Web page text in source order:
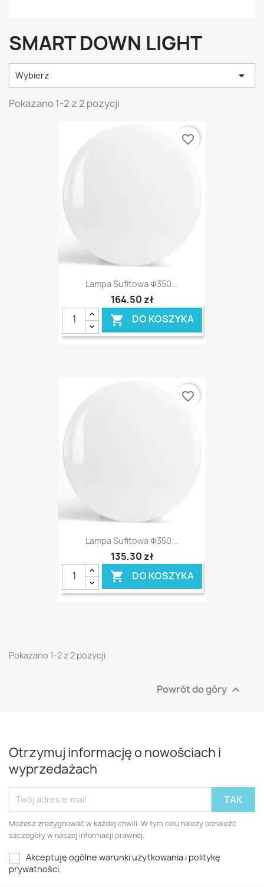
SMART DOWN LIGHT
Wybierz 
Pokazano 1-2 z 2 pozycji
Lampa Sufitowa Φ350...
164,50 zł
 DO KOSZYKA
favorite_border
Lampa Sufitowa Φ350...
135,30 zł
 DO KOSZYKA
favorite_border
Pokazano 1-2 z 2 pozycji
Powrót do góry 
Otrzymuj informację o nowościach i
wyprzedażach
Możesz zrezygnować w każdej chwili. W tym celu należy odnaleźć
szczegóły w naszej informacji prawnej.
Akceptuję ogólne warunki użytkowania i politykę
prywatności.